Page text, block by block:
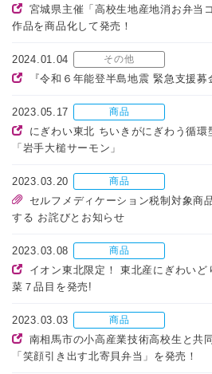
宮城県主催「高校生地産地消お弁当
作品を商品化して発売！
2024.01.04 その他
『令和６年能登半島地震 緊急支援
2023.05.17 商品
にぎわい東北 ちいきがにぎわう循
「岩手大槌サーモン」
2023.03.20 商品
セルフメディケーション税制対象商
する お詫びとお知らせ
2023.03.08 商品
イオン東北限定！ 東北産にぎわいど
菜７品目を発売!
2023.03.03 商品
南相馬市の小高産業技術高校生と
「笑顔引き出す北寄貝弁当」を発売！